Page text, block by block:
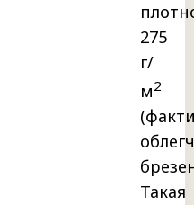
275
г/
м2
Такая